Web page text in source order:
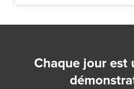
Chaque jour est